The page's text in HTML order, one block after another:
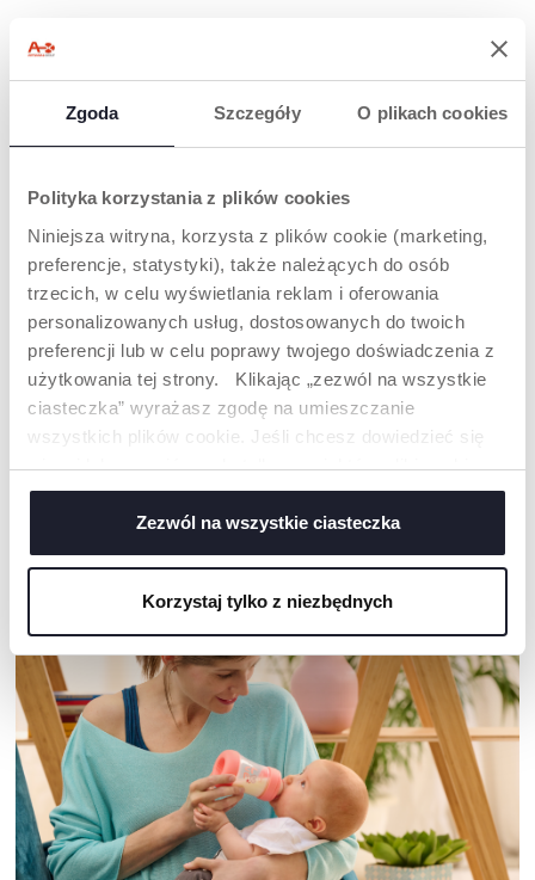
Zgoda Szczegóły O plikach cookies
Polityka korzystania z plików cookies
Niniejsza witryna, korzysta z plików cookie (marketing,
preferencje, statystyki), także należących do osób
trzecich, w celu wyświetlania reklam i oferowania
personalizowanych usług, dostosowanych do twoich
preferencji lub w celu poprawy twojego doświadczenia z
użytkowania tej strony. Klikając „zezwól na wszystkie
ciasteczka” wyrażasz zgodę na umieszczanie
wszystkich plików cookie. Jeśli chcesz dowiedzieć się
więcej lub wyrazić zgodę tylko na niektóre pliki cookie,
kliknij „Ustawienia”. Zamykając ten baner, wyrażasz
zgodę na używanie wyłącznie technicznych plików
cookie, które są niezbędne dla żądanej usługi.
Zezwól na wszystkie ciasteczka
Korzystaj tylko z niezbędnych
ULTRADŹWIĘKOWE
KOMARY PRZENOŚNE
ULTRADŹWIĘKOWE
KOMARY DO KONTAKTU
NASZA RADA